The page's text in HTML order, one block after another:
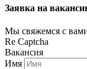
Заявка на
Мы свяжемся с
Re Captcha
Вакансия
Имя